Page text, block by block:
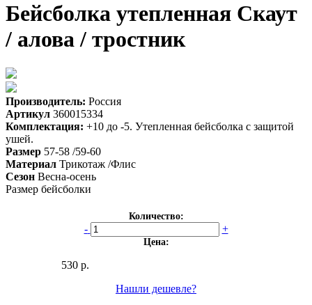
Бейсболка утепленная Скаут
/ алова / тростник
Производитель: Россия
Артикул 360015334
Комплектация: +10 до -5. Утепленная бейсболка с защитой
ушей.
Размер 57-58 /59-60
Материал Трикотаж /Флис
Сезон Весна-осень
Размер бейсболки
Количество:
- +
Цена:
530 р.
Нашли дешевле?